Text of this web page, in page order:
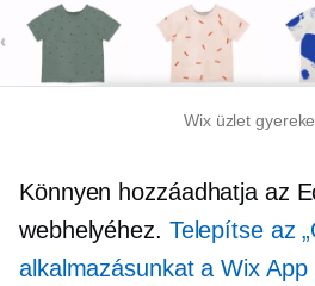
Wix üzlet
Könnyen hozzáadhatja az
webhelyéhez. Telepítse az
alkalmazásunkat a Wix